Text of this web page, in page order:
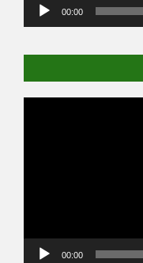
00:00
00:00